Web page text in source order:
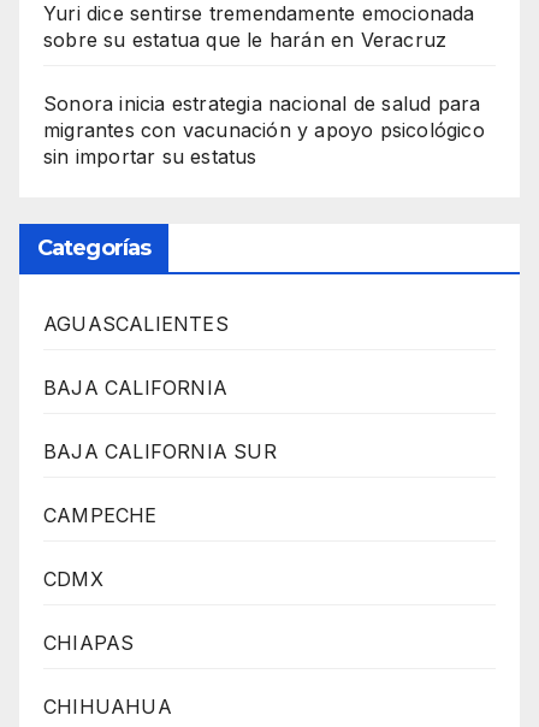
Yuri dice sentirse tremendamente emocionada
sobre su estatua que le harán en Veracruz
Sonora inicia estrategia nacional de salud para
migrantes con vacunación y apoyo psicológico
sin importar su estatus
Categorías
AGUASCALIENTES
BAJA CALIFORNIA
BAJA CALIFORNIA SUR
CAMPECHE
CDMX
CHIAPAS
CHIHUAHUA